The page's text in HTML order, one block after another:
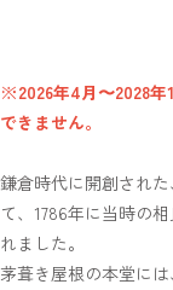
※2026年4月〜2028年
できません。
鎌倉時代に開創され
て、1786年に当時の
れました。
茅葺き屋根の本堂に